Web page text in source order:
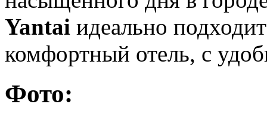
Yantai идеально
комфортный отель, с
Фото: